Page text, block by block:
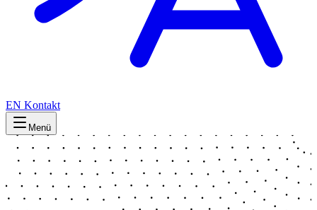
EN Kontakt
Menü